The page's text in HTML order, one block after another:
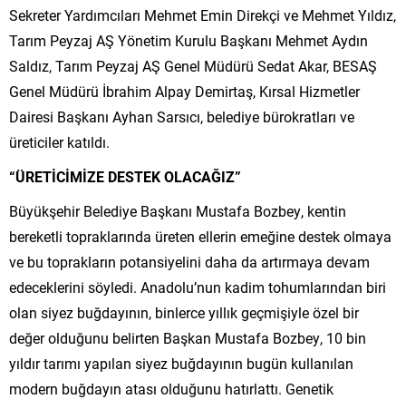
Sekreter Yardımcıları Mehmet Emin Direkçi ve Mehmet Yıldız,
Tarım Peyzaj AŞ Yönetim Kurulu Başkanı Mehmet Aydın
Saldız, Tarım Peyzaj AŞ Genel Müdürü Sedat Akar, BESAŞ
Genel Müdürü İbrahim Alpay Demirtaş, Kırsal Hizmetler
Dairesi Başkanı Ayhan Sarsıcı, belediye bürokratları ve
üreticiler katıldı.
“ÜRETİCİMİZE DESTEK OLACAĞIZ”
Büyükşehir Belediye Başkanı Mustafa Bozbey, kentin
bereketli topraklarında üreten ellerin emeğine destek olmaya
ve bu toprakların potansiyelini daha da artırmaya devam
edeceklerini söyledi. Anadolu’nun kadim tohumlarından biri
olan siyez buğdayının, binlerce yıllık geçmişiyle özel bir
değer olduğunu belirten Başkan Mustafa Bozbey, 10 bin
yıldır tarımı yapılan siyez buğdayının bugün kullanılan
modern buğdayın atası olduğunu hatırlattı. Genetik